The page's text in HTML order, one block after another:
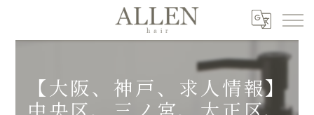
【大阪、神戸、求人情報】